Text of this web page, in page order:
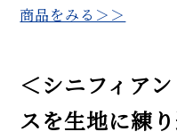
商品をみる＞＞
＜シニフィア
スを生地に練